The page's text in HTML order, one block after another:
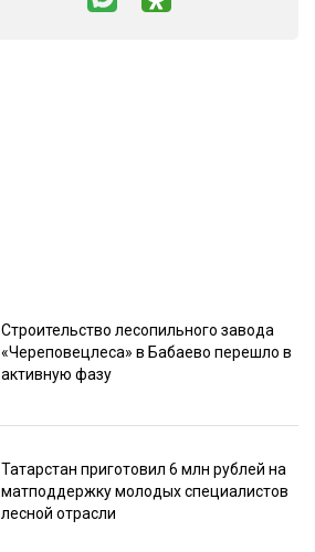
Строительство лесопильного завода
«Череповецлеса» в Бабаево перешло в
активную фазу
Татарстан приготовил 6 млн рублей на
матподдержку молодых специалистов
лесной отрасли